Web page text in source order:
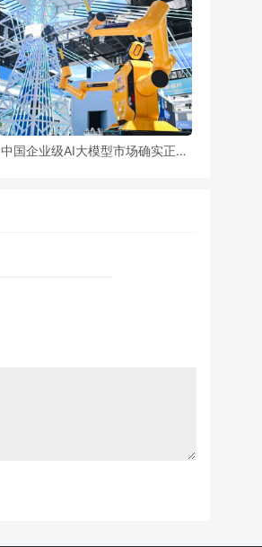
中国企业级AI大模型市场确实正经